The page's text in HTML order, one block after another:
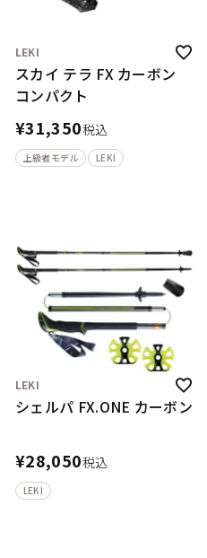
LEKI
スカイ テラ FX カーボン
コンパクト
¥31,350税込
上級者モデル LEKI
LEKI
シェルパ FX.ONE カーボン
¥28,050税込
LEKI